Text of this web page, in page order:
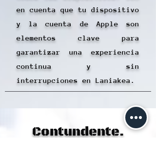
en cuenta que tu dispositivo
y la cuenta de Apple son
elementos clave para
garantizar una experiencia
continua y sin
interrupciones en Laniakea.
Contundente.